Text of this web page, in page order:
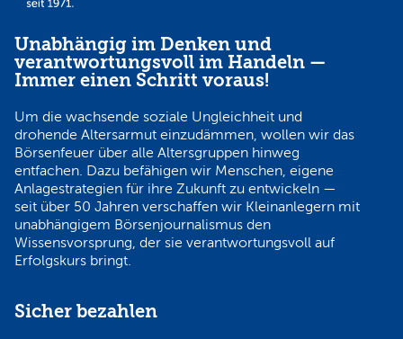
Unabhängig im Denken und
verantwortungsvoll im Handeln —
Immer einen Schritt voraus!
Um die wachsende soziale Ungleichheit und
drohende Altersarmut einzudämmen, wollen wir das
Börsenfeuer über alle Altersgruppen hinweg
entfachen. Dazu befähigen wir Menschen, eigene
Anlagestrategien für ihre Zukunft zu entwickeln —
seit über 50 Jahren verschaffen wir Kleinanlegern mit
unabhängigem Börsenjournalismus den
Wissensvorsprung, der sie verantwortungsvoll auf
Erfolgskurs bringt.
Sicher bezahlen